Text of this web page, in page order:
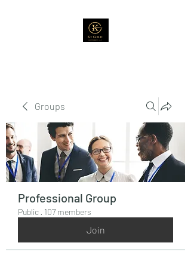
Groups
Professional Group
Public · 107 members
Join